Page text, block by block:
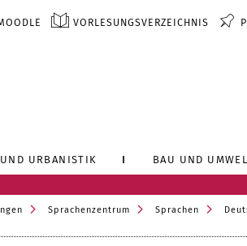
VORLESUNGSVERZEICHNIS
URBANISTIK BAU UND
Sprachenzentrum Sprachen